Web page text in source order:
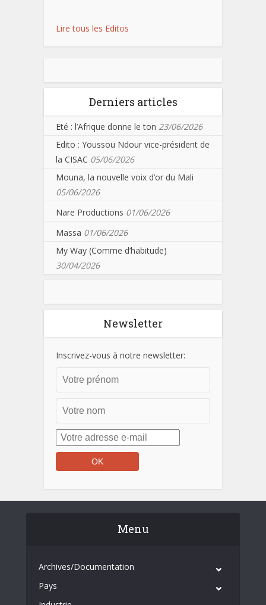
Lire tous les Editos
Derniers articles
Eté : l’Afrique donne le ton 23/06/2026
Edito : Youssou Ndour vice-président de
la CISAC 05/06/2026
Mouna, la nouvelle voix d’or du Mali
05/06/2026
Nare Productions 01/06/2026
Massa 01/06/2026
My Way (Comme d’habitude)
30/04/2026
Newsletter
Inscrivez-vous à notre newsletter:
Menu
Archives/Documentation
Pays